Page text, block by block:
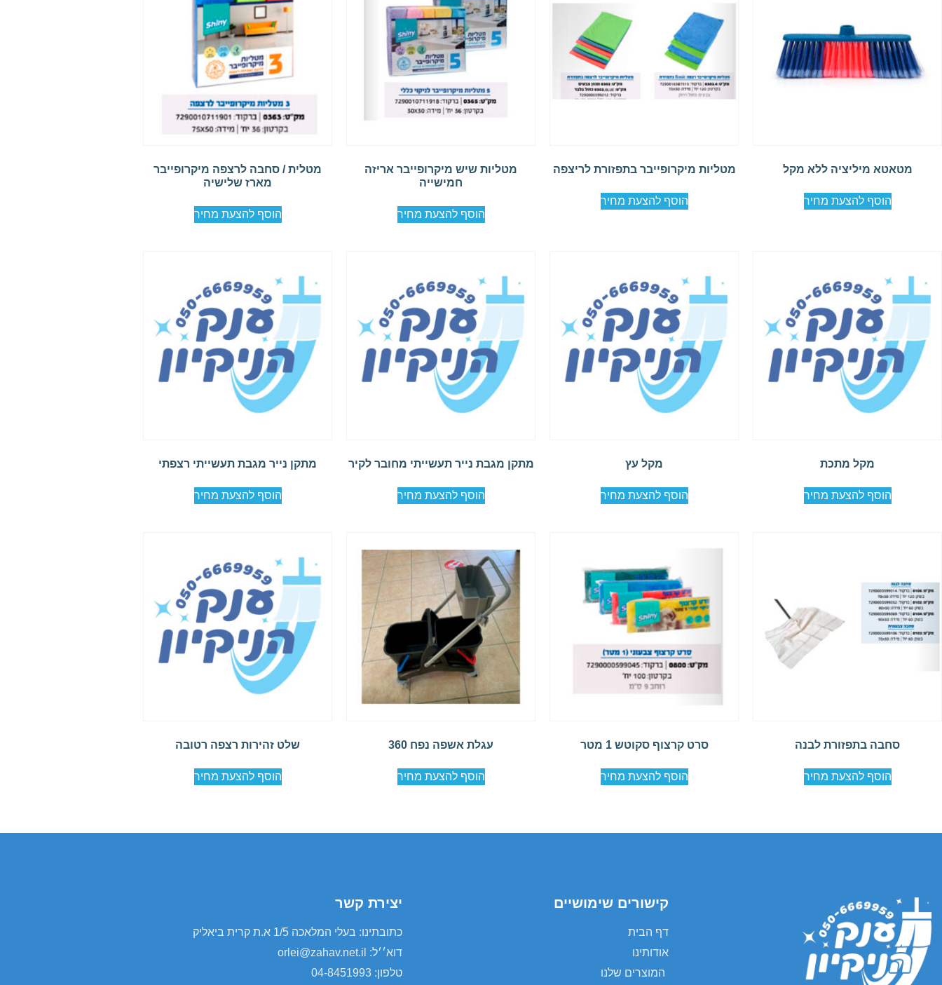
מטאטא מיליציה ללא מקל
הוסף להצעת מחיר
מטליות מיקרופייבר בתפזורת לריצפה
הוסף להצעת מחיר
מטליות שיש מיקרופייבר אריזה
חמישייה
הוסף להצעת מחיר
מטלית / סחבה לרצפה מיקרופייבר
מארז שלישיה
הוסף להצעת מחיר
מקל מתכת
הוסף להצעת מחיר
מקל עץ
הוסף להצעת מחיר
מתקן מגבת נייר תעשייתי מחובר לקיר
הוסף להצעת מחיר
מתקן נייר מגבת תעשייתי רצפתי
הוסף להצעת מחיר
סחבה בתפזורת לבנה
הוסף להצעת מחיר
סרט קרצוף סקוטש 1 מטר
הוסף להצעת מחיר
עגלת אשפה נפח 360
הוסף להצעת מחיר
שלט זהירות רצפה רטובה
הוסף להצעת מחיר
קישורים שימושיים
דף הבית
אודותינו
המוצרים שלנו
יצירת קשר
כתובתינו: בעלי המלאכה 1/5 א.ת קרית ביאליק
דוא׳׳ל: orlei@zahav.net.il
טלפון: 04-8451993